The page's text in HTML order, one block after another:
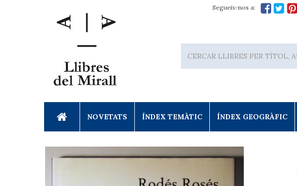
Segueix-nos a:
NOVETATS ÍNDEX TEMÀTIC ÍNDEX GEOGRÀFIC